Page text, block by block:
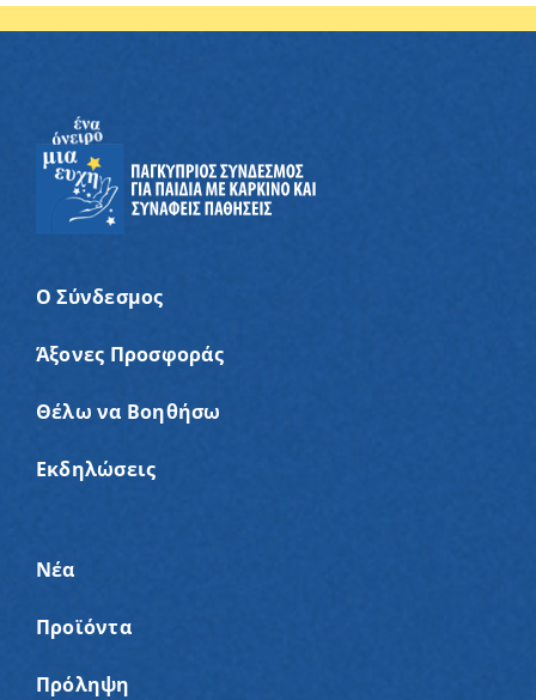
Ο Σύνδεσμος
Άξονες Προσφοράς
Θέλω να Βοηθήσω
Εκδηλώσεις
Νέα
Προϊόντα
Πρόληψη